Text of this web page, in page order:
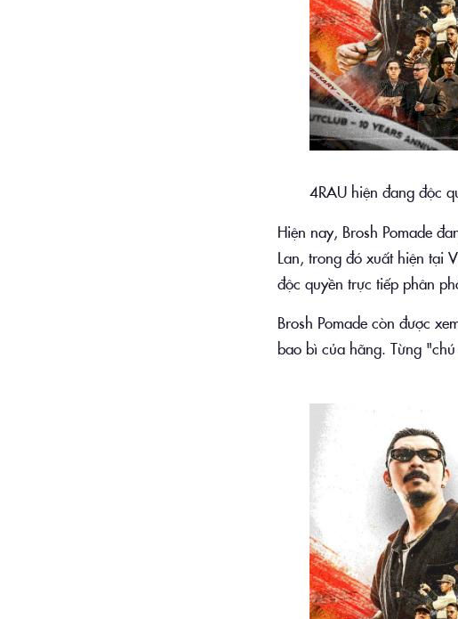
4RAU hiện đang độc
Hiện nay, Brosh Pomade
Lan, trong đó xuất hiện tại
độc quyền trực tiếp phân
Brosh Pomade còn được
bao bì của hãng. Từng